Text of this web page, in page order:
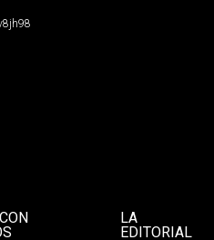
LA
EDITORIAL